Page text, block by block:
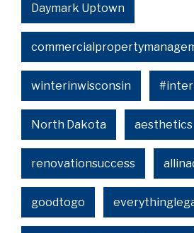
Daymark Uptown
winterinwisconsin
North Dakota aesthetics
renovationsuccess
goodtogo